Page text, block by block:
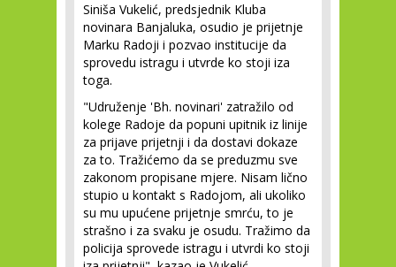
Siniša Vukelić, predsjednik Kluba
novinara Banjaluka, osudio je prijetnje
Marku Radoji i pozvao institucije da
sprovedu istragu i utvrde ko stoji iza
toga.
"Udruženje 'Bh. novinari' zatražilo od
kolege Radoje da popuni upitnik iz linije
za prijave prijetnji i da dostavi dokaze
za to. Tražićemo da se preduzmu sve
zakonom propisane mjere. Nisam lično
stupio u kontakt s Radojom, ali ukoliko
su mu upućene prijetnje smrću, to je
strašno i za svaku je osudu. Tražimo da
policija sprovede istragu i utvrdi ko stoji